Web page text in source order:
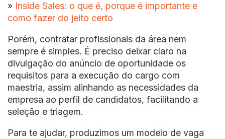
» Inside Sales: o que é, porque é importante e
como fazer do jeito certo
Porém, contratar profissionais da área nem
sempre é simples. É preciso deixar claro na
divulgação do anúncio de oportunidade os
requisitos para a execução do cargo com
maestria, assim alinhando as necessidades da
empresa ao perfil de candidatos, facilitando a
seleção e triagem.
Para te ajudar, produzimos um modelo de vaga